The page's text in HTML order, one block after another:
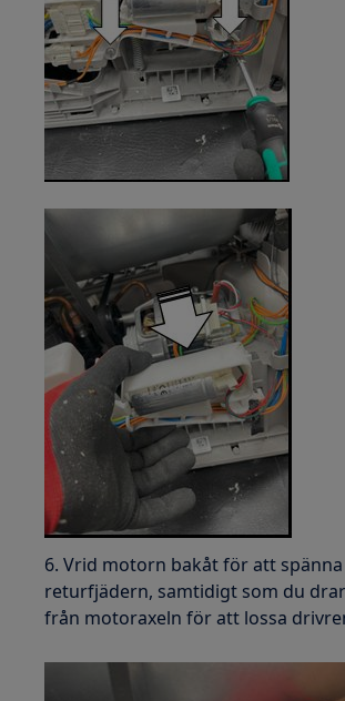
6. Vrid motorn bakåt för att spänna
returfjädern, samtidigt som du
från motoraxeln för att lossa